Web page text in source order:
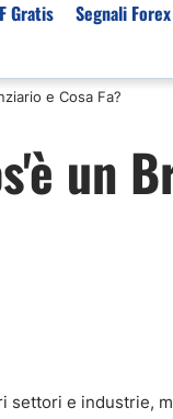
Broker Forex
Leva Alta
Gratis Segnali
e Cosa Fa?
un
settori e industrie,